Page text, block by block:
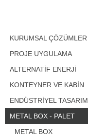
KURUMSAL ÇÖZÜMLER
PROJE UYGULAMA
ALTERNATİF ENERJİ
KONTEYNER VE KABİN
ENDÜSTRİYEL TASARIM
METAL BOX - PALET
METAL BOX